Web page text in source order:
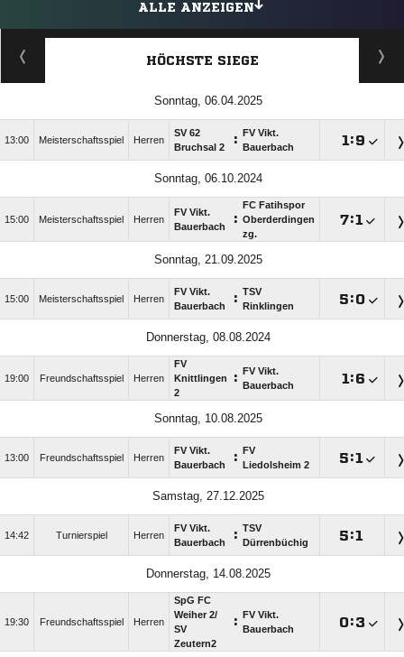
ALLE ANZEIGEN
HÖCHSTE SIEGE
Sonntag, 06.04.2025
13:00 Meisterschaftsspiel Herren
SV 62
Bruchsal 2
:
FV Vikt.
Bauerbach
:
Sonntag, 06.10.2024
15:00 Meisterschaftsspiel Herren
FV Vikt.
Bauerbach
:
FC Fatihspor
Oberderdingen
zg.
:
Sonntag, 21.09.2025
15:00 Meisterschaftsspiel Herren
FV Vikt.
Bauerbach
: TSV
Rinklingen
:
Donnerstag, 08.08.2024
19:00 Freundschaftsspiel Herren
FV
Knittlingen
2
:
FV Vikt.
Bauerbach
:
Sonntag, 10.08.2025
13:00 Freundschaftsspiel Herren
FV Vikt.
Bauerbach
:
FV
Liedolsheim 2
:
Samstag, 27.12.2025
14:42 Turnierspiel Herren
FV Vikt.
Bauerbach
: TSV
Dürrenbüchig
:
Donnerstag, 14.08.2025
19:30 Freundschaftsspiel Herren
SpG FC
Weiher 2/​
SV
Zeutern2
:
FV Vikt.
Bauerbach
: